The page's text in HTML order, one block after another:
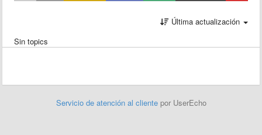
Última actualización
Sin topics
Servicio de atención al cliente por UserEcho